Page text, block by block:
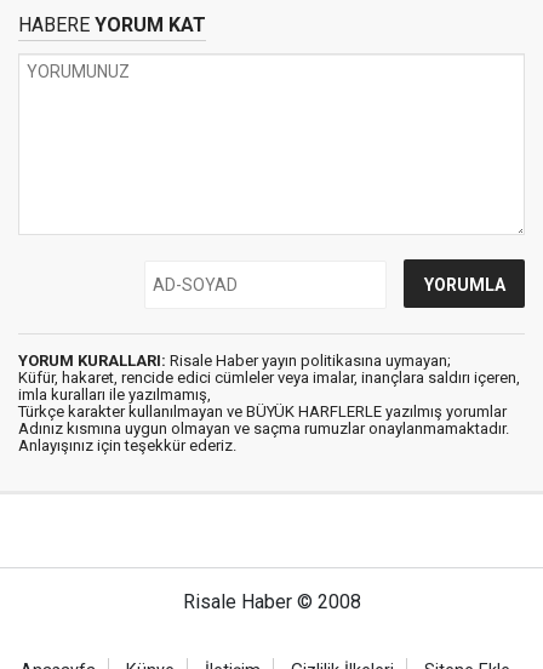
HABERE YORUM KAT
YORUM KURALLARI: Risale Haber yayın politikasına uymayan;
Küfür, hakaret, rencide edici cümleler veya imalar, inançlara saldırı içeren,
imla kuralları ile yazılmamış,
Türkçe karakter kullanılmayan ve BÜYÜK HARFLERLE yazılmış yorumlar
Adınız kısmına uygun olmayan ve saçma rumuzlar onaylanmamaktadır.
Anlayışınız için teşekkür ederiz.
Risale Haber © 2008